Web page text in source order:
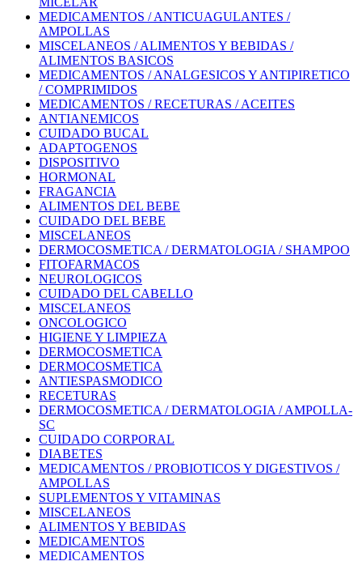
MEDICAMENTOS / ANTICUAGULANTES /
AMPOLLAS
MISCELANEOS / ALIMENTOS Y BEBIDAS /
ALIMENTOS BASICOS
MEDICAMENTOS / ANALGESICOS Y ANTIPIRETICO
/ COMPRIMIDOS
MEDICAMENTOS / RECETURAS / ACEITES
ANTIANEMICOS
CUIDADO BUCAL
ADAPTOGENOS
DISPOSITIVO
HORMONAL
FRAGANCIA
ALIMENTOS DEL BEBE
CUIDADO DEL BEBE
MISCELANEOS
DERMOCOSMETICA / DERMATOLOGIA / SHAMPOO
FITOFARMACOS
NEUROLOGICOS
CUIDADO DEL CABELLO
MISCELANEOS
ONCOLOGICO
HIGIENE Y LIMPIEZA
DERMOCOSMETICA
DERMOCOSMETICA
ANTIESPASMODICO
RECETURAS
DERMOCOSMETICA / DERMATOLOGIA / AMPOLLA-
SC
CUIDADO CORPORAL
DIABETES
MEDICAMENTOS / PROBIOTICOS Y DIGESTIVOS /
AMPOLLAS
SUPLEMENTOS Y VITAMINAS
MISCELANEOS
ALIMENTOS Y BEBIDAS
MEDICAMENTOS
MEDICAMENTOS